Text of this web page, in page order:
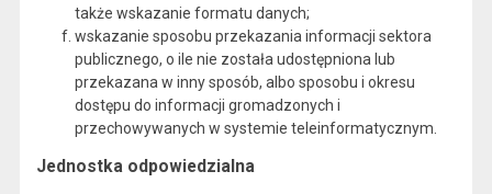
także wskazanie formatu danych;
wskazanie sposobu przekazania informacji sektora
publicznego, o ile nie została udostępniona lub
przekazana w inny sposób, albo sposobu i okresu
dostępu do informacji gromadzonych i
przechowywanych w systemie teleinformatycznym.
Jednostka odpowiedzialna